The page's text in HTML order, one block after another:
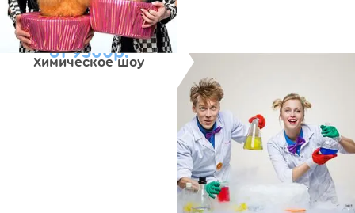
Химическое шоу
от 9500р.